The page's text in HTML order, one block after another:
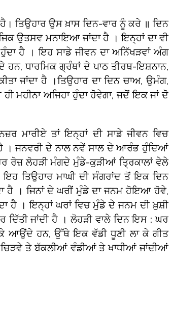
ਤਿਉਹਾਰ ਉਸ ਖ਼ਾਸ ਦਿਨ-ਵਾਰ ਨੂੰ ਕਰੇ ॥ ਦਿਨ
ਉਤਸਵ ਮਨਾਇਆ ਜਾਂਦਾ ਹੈ । ਇਨ੍ਹਾਂ ਦਾ ਵੀ
ਹੈ । ਇਹ ਸਾਡੇ ਜੀਵਨ ਦਾ ਅਨਿੱਖੜਵਾਂ ਅੰਗ
ਧਾਰਮਿਕ ਗ੍ਰੰਥਾਂ ਦੇ ਪਾਠ ਤੀਰਥ-ਇਸ਼ਨਾਨ,
ਜਾਂਦਾ ਹੈ ।ਤਿਉਹਾਰ ਦਾ ਦਿਨ ਚਾਅ, ਉਮੰਗ,
ਮਹੀਨਾ ਅਜਿਹਾ ਹੁੰਦਾ ਹੋਵੇਗਾ, ਜਦੋਂ ਇਕ ਜਾਂ ਦੋ
ਮਾਰੀਏ ਤਾਂ ਇਨ੍ਹਾਂ ਦੀ ਸਾਡੇ ਜੀਵਨ ਵਿਚ
ਹੈ । ਜਨਵਰੀ ਦੇ ਨਾਲ ਨਵੇਂ ਸਾਲ ਦੇ ਆਰੰਭ ਹੁੰਦਿਆਂ
ਰੋਜ਼ ਲੋਹੜੀ ਮੰਗਦੇ ਮੁੰਡੇ-ਕੁੜੀਆਂ ਤ੍ਰਿਕਾਲਾਂ ਵੇਲੇ
ਤਿਉਹਾਰ ਮਾਘੀ ਦੀ ਸੰਗਰਾਂਦ ਤੋਂ ਇਕ ਦਿਨ
ਹੈ । ਜਿਨਾਂ ਦੇ ਘਰੀਂ ਮੁੰਡੇ ਦਾ ਜਨਮ ਹੋਇਆ ਹੋਵੇ,
ਹੈ । ਇਨ੍ਹਾਂ ਘਰਾਂ ਵਿਚ ਮੁੰਡੇ ਦੇ ਜਨਮ ਦੀ ਖ਼ੁਸ਼ੀ
ਜਾਂਦੀ ਹੈ । ਲੋਹੜੀ ਵਾਲੇ ਦਿਨ ਇਸ : ਘਰ
ਕੇ ਆਉਂਦੇ ਹਨ, ਉੱਥੇ ਇਕ ਵੱਡੀ ਧੂਣੀ ਲਾ ਕੇ ਗੀਤ
ਤੇ ਬੱਕਲੀਆਂ ਵੰਡੀਆਂ ਤੇ ਖਾਧੀਆਂ ਜਾਂਦੀਆਂ